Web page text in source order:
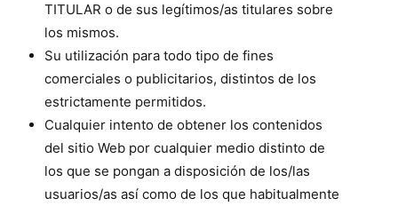
TITULAR o de sus legítimos/as titulares sobre
los mismos.
Su utilización para todo tipo de fines
comerciales o publicitarios, distintos de los
estrictamente permitidos.
Cualquier intento de obtener los contenidos
del sitio Web por cualquier medio distinto de
los que se pongan a disposición de los/las
usuarios/as así como de los que habitualmente